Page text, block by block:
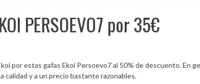
PERSOEVO7 por 35€
por estas gafas Ekoi Persoevo7 al 50% de descuento. En
calidad y a un precio bastante razonables.